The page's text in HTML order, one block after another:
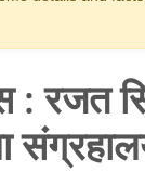
: रजत